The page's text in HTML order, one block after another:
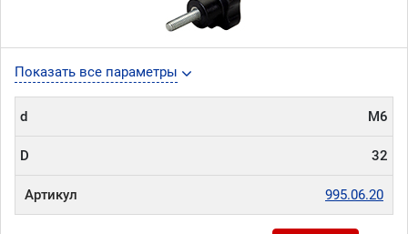
Показать все параметры
d М6
D 32
Артикул 995.06.20